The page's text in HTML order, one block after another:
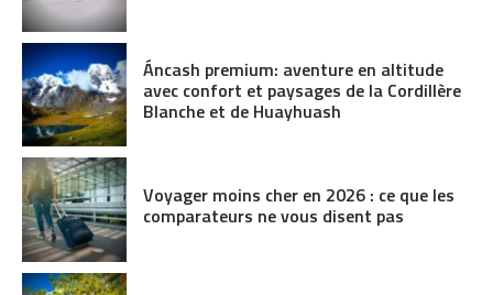
Áncash premium: aventure en altitude
avec confort et paysages de la Cordillère
Blanche et de Huayhuash
Voyager moins cher en 2026 : ce que les
comparateurs ne vous disent pas